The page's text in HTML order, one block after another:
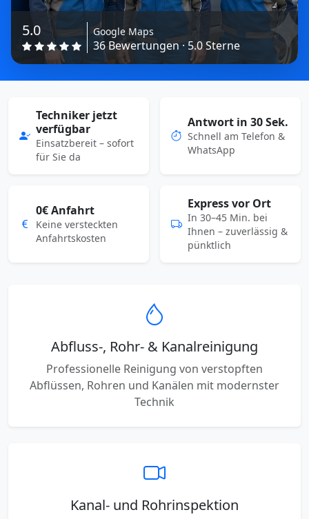
5.0 Google Maps
36 Bewertungen · 5.0 Sterne
Techniker jetzt
verfügbar
Einsatzbereit – sofort
für Sie da
Antwort in 30 Sek.
Schnell am Telefon &
WhatsApp
0€ Anfahrt
Keine versteckten
Anfahrtskosten
Express vor Ort
In 30–45 Min. bei
Ihnen – zuverlässig &
pünktlich
Abfluss-, Rohr- & Kanalreinigung
Professionelle Reinigung von verstopften
Abflüssen, Rohren und Kanälen mit modernster
Technik
Kanal- und Rohrinspektion